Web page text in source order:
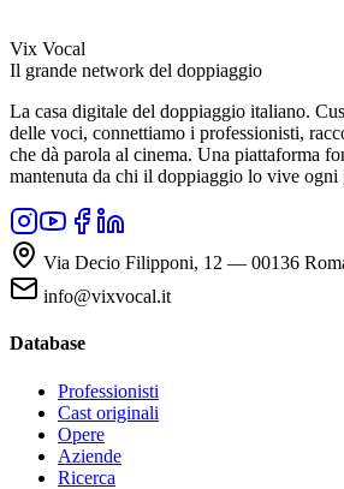
Vix Vocal
Il grande network del doppiaggio
La casa digitale del doppiaggio italiano.
delle voci, connettiamo i professionisti,
che dà parola al cinema. Una piattaforma
mantenuta da chi il doppiaggio lo vive ogni
Via Decio Filipponi, 12 — 00136
info@vixvocal.it
Database
Professionisti
Cast originali
Opere
Aziende
Ricerca